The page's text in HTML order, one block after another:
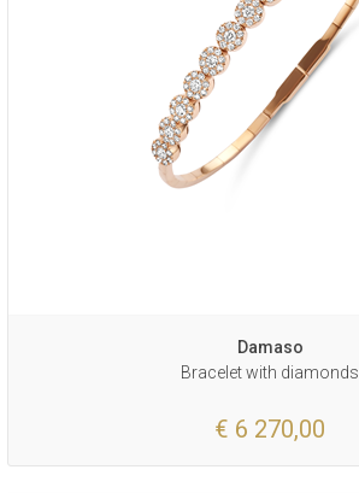
Damaso
Bracelet with diamonds
€ 6 270,00